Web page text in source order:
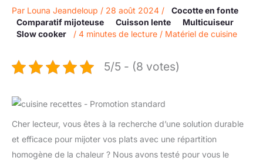
Par Louna Jeandeloup / 28 août 2024 /
Cocotte en fonte
Comparatif mijoteuse
Cuisson lente
Multicuiseur
Slow cooker
/ 4 minutes de lecture / Matériel de cuisine
5/5 - (8 votes)
Cher lecteur, vous êtes à la recherche d’une solution durable
et efficace pour mijoter vos plats avec une répartition
homogène de la chaleur ? Nous avons testé pour vous le